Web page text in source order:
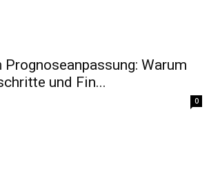
Prognoseanpassung: Warum
und Fin...
0